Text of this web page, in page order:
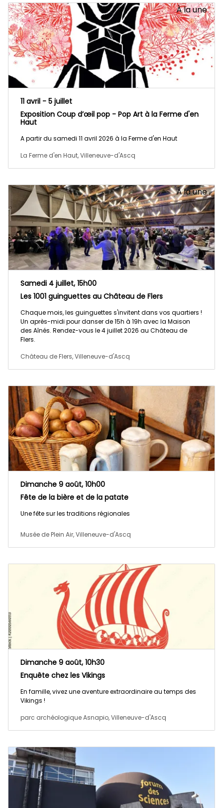
À la une
11 avril - 5 juillet
Exposition Coup d’œil pop - Pop Art à la Ferme d'en
Haut
A partir du samedi 11 avril 2026 à la Ferme d'en Haut
La Ferme d'en Haut, Villeneuve-d'Ascq
À la une
Samedi 4 juillet, 15h00
Les 1001 guinguettes au Château de Flers
Chaque mois, les guinguettes s'invitent dans vos quartiers !
Un après-midi pour danser de 15h à 19h avec la Maison
des Aînés. Rendez-vous le 4 juillet 2026 au Château de
Flers.
Château de Flers, Villeneuve-d'Ascq
Dimanche 9 août, 10h00
Fête de la bière et de la patate
Une fête sur les traditions régionales
Musée de Plein Air, Villeneuve-d'Ascq
Dimanche 9 août, 10h30
Enquête chez les Vikings
En famille, vivez une aventure extraordinaire au temps des
Vikings !
parc archéologique Asnapio, Villeneuve-d'Ascq